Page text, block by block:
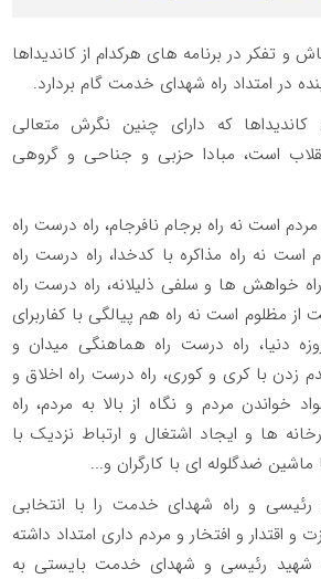
و تفکر در برنامه های هرکدام از کاندیداها
در امتداد راه شهدای خدمت گام بردارد.
که دارای چنین نگرش متعالی
است، مبادا حزبی و جناحی و گروهی
است نه راه برجام نافرجام، راه درست راه
نه راه مذاکره با کدخدا، راه درست راه
خواهش ها و سلفی ذلیلانه، راه درست راه
مظلوم است نه راه هم پیالگی با کفاربرای
دنیا، راه درست راه هماهنگی میدان و
زدن با کری و کوری، راه درست راه اخلاق و
خواندن مردم و نگاه از بالا به مردم، راه
ها و ایجاد اشتغال و ارتباط نزدیک با
ماشین ضدگلوله ای با کارگران و...
و راه شهدای خدمت را با انتخابی
و اقتدار و افتخار و مردم داری امتداد داشته
شهید رئیسی و شهدای خدمت بایستی به